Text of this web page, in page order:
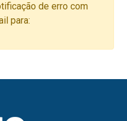
de erro com
para: